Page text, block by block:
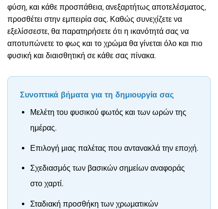
φύση, και κάθε προσπάθεια, ανεξαρτήτως αποτελέσματος,
προσθέτει στην εμπειρία σας. Καθώς συνεχίζετε να
εξελίσσεστε, θα παρατηρήσετε ότι η ικανότητά σας να
αποτυπώνετε το φως και το χρώμα θα γίνεται όλο και πιο
φυσική και διαισθητική σε κάθε σας πίνακα.
Συνοπτικά βήματα για τη δημιουργία σας
Μελέτη του φυσικού φωτός και των ωρών της
ημέρας.
Επιλογή μιας παλέτας που αντανακλά την εποχή.
Σχεδιασμός των βασικών σημείων αναφοράς
στο χαρτί.
Σταδιακή προσθήκη των χρωματικών